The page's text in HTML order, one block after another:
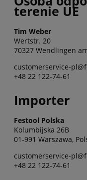
terenie UE
Tim Weber
Wertstr. 20
70327 Wendlingen
customerservice-
+48 22 122-74-61
Importer
Festool Polska
Kolumbijska 26B
01-991 Warszawa,
customerservice-
+48 22 122-74-61